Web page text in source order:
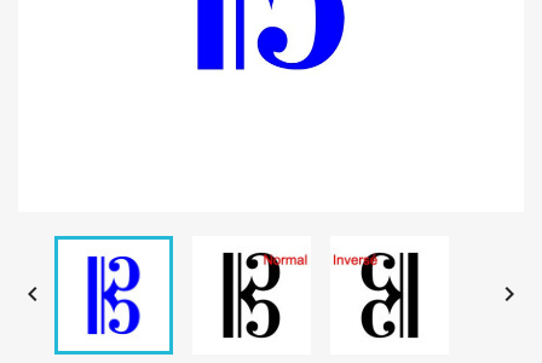
 